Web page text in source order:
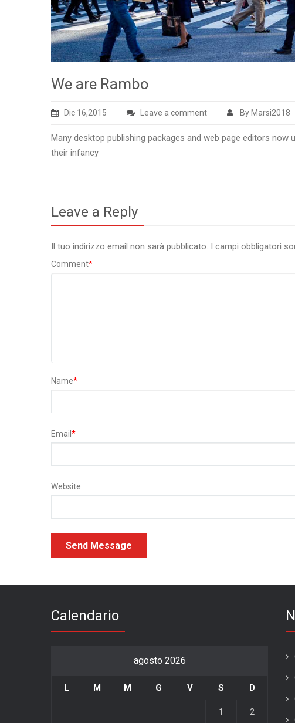
We are Rambo
Dic 16,2015 Leave a comment By Marsi2018
Many desktop publishing packages and web page editors
their infancy
Leave a Reply
Il tuo indirizzo email non sarà pubblicato. I campi obbligatori
Comment*
Name*
Email *
Website
Calendario
agosto 2026
L M M G V S D
1 2